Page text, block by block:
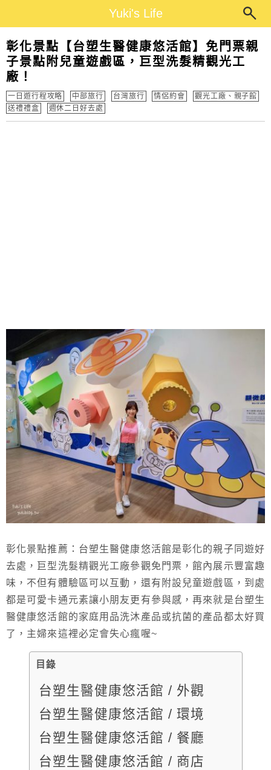
Yuki's Life
彰化景點【台塑生醫健康悠活館】免門票親
子景點附兒童遊戲區，巨型洗髮精觀光工
廠！
一日遊行程攻略 中部旅行 台灣旅行 情侶約會
觀光工廠、親子館
送禮禮盒
週休二日好去處
彰化景點推薦：台塑生醫健康悠活館是彰化的親子同遊好
去處，巨型洗髮精觀光工廠參觀免門票，館內展示豐富趣
味，不但有體驗區可以互動，還有附設兒童遊戲區，到處
都是可愛卡通元素讓小朋友更有參與感，再來就是台塑生
醫健康悠活館的家庭用品洗沐產品或抗菌的產品都太好買
了，主婦來這裡必定會失心瘋喔~
目錄
台塑生醫健康悠活館 / 外觀
台塑生醫健康悠活館 / 環境
台塑生醫健康悠活館 / 餐廳
台塑生醫健康悠活館 / 商店